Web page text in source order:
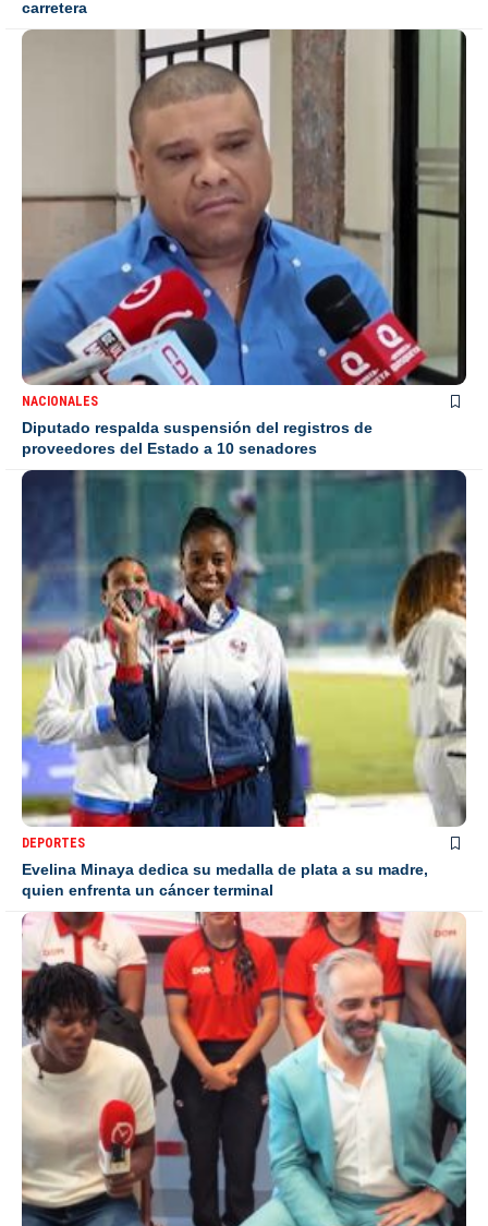
carretera
NACIONALES
Diputado respalda suspensión del registros de
proveedores del Estado a 10 senadores
DEPORTES
Evelina Minaya dedica su medalla de plata a su madre,
quien enfrenta un cáncer terminal